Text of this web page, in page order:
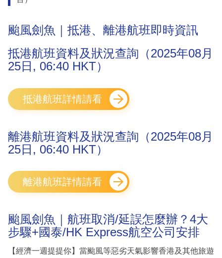
颱風劍魚｜抵港、離港航班即時資訊
抵港航班資料及狀況查詢（2025年08月
25日, 06:40 HKT）
抵港航班詳情請看
離港航班資料及狀況查詢（2025年08月
25日, 06:40 HKT）
離港航班詳情請看
颱風劍魚｜航班取消/延誤怎麼辦？4大
步驟+國泰/HK Express航空公司安排
【經濟一週提提你】當颱風等惡劣天氣影響香港及其他旅遊